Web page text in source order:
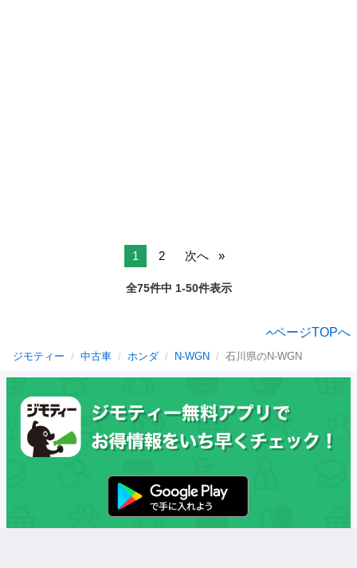
1 2 次へ
全75件中 1-50件表示
ページTOPへ
ジモティー 中古車 ホンダ N-WGN 石川県のN-WGN